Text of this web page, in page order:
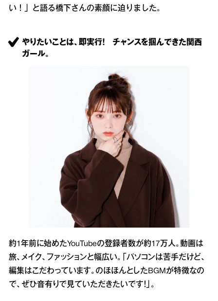
い！」と語る橋下さんの素顔に迫りました。
やりたいことは、即実行！ チャンスを掴んできた関西
ガール。
約1年前に始めたYouTubeの登録者数が約17万人。動画は
旅、メイク、ファッションと幅広い。「パソコンは苦手だけど、
編集はこだわっています。のほほんとしたBGMが特徴なの
で、ぜひ音有りで見ていただきたいです！」。